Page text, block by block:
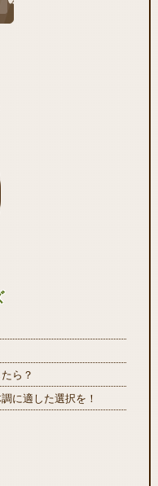
ら？
に適した選択を！